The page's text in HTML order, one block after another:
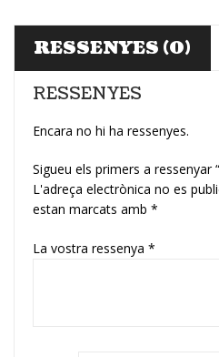
RESSENYES (0)
RESSENYES
Encara no hi ha ressenyes.
Sigueu els primers a ressenyar
L'adreça electrònica no es
estan marcats amb *
La vostra ressenya *